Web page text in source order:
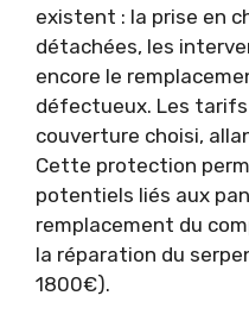
existent : la prise en
détachées, les
encore le
défectueux. Les
couverture choisi,
Cette protection
potentiels liés aux
remplacement du
la réparation du
1800€).